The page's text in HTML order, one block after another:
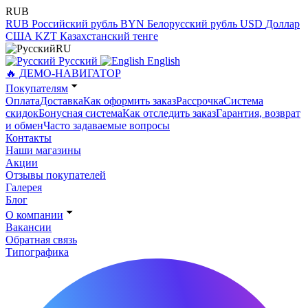
RUB
RUB Российский рубль BYN Белорусский рубль USD Доллар
США KZT Казахстанский тенге
RU
Русский
English
🔥 ДЕМО-НАВИГАТОР
Покупателям
ОплатаДоставкаКак оформить заказРассрочкаСистема
скидокБонусная системаКак отследить заказГарантия, возврат
и обменЧасто задаваемые вопросы
Контакты
Наши магазины
Акции
Отзывы покупателей
Галерея
Блог
О компании
Вакансии
Обратная связь
Типографика